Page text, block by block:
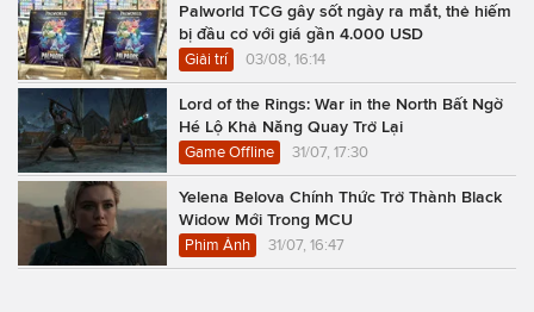
Palworld TCG gây sốt ngày ra mắt, thẻ hiếm
bị đầu cơ với giá gần 4.000 USD
Giải trí 03/08, 16:14
Lord of the Rings: War in the North Bất Ngờ
Hé Lộ Khả Năng Quay Trở Lại
Game Offline 31/07, 17:30
Yelena Belova Chính Thức Trở Thành Black
Widow Mới Trong MCU
Phim Ảnh 31/07, 16:47